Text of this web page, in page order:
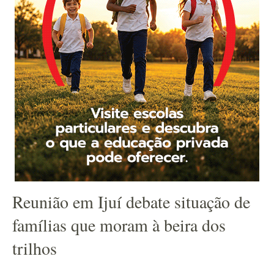
Reunião em Ijuí debate situação de
famílias que moram à beira dos
trilhos